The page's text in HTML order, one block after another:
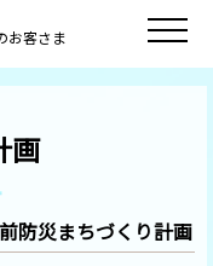
お客さま
画
防災まちづくり計画